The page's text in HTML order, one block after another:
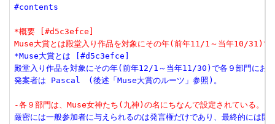
#contents
*概要 [#d5c3efce]
Muse大賞とは殿堂入り作品を対象にその年(前年11/1～当年10/31)で
*Muse大賞とは [#d5c3efce]
殿堂入り作品を対象にその年(前年12/1～当年11/30)で各９部門にお
発案者は Pascal　(後述「Muse大賞のルーツ」参照)。
-各９部門は、Muse女神たち(九神)の名にちなんで設定されている。
厳密には一般参加者に与えられるのは発言権だけであり、最終的には